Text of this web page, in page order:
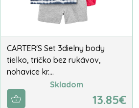
CARTER'S Set 3dielny body
tielko, tričko bez rukávov,
nohavice kr.…
Skladom
13.85€